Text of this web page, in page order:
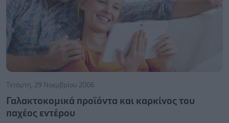
Τετάρτη, 29 Νοεμβρίου 2006
Γαλακτοκομικά προϊόντα και καρκίνος του
παχέος εντέρου